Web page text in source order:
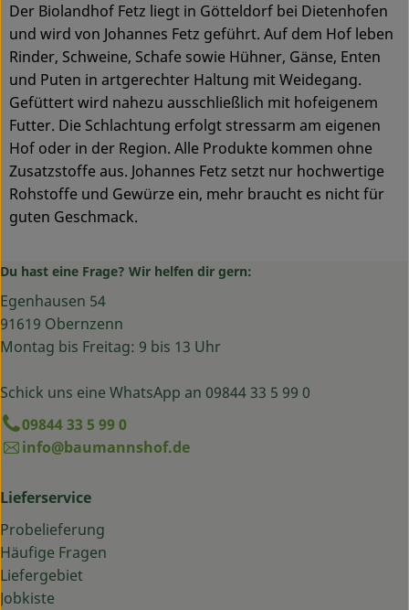
Der Biolandhof Fetz liegt in Götteldorf bei Dietenhofen
und wird von Johannes Fetz geführt. Auf dem Hof leben
Rinder, Schweine, Schafe sowie Hühner, Gänse, Enten
und Puten in artgerechter Haltung mit Weidegang.
Gefüttert wird nahezu ausschließlich mit hofeigenem
Futter. Die Schlachtung erfolgt stressarm am eigenen
Hof oder in der Region. Alle Produkte kommen ohne
Zusatzstoffe aus. Johannes Fetz setzt nur hochwertige
Rohstoffe und Gewürze ein, mehr braucht es nicht für
guten Geschmack.
Du hast eine Frage? Wir helfen dir gern:
Egenhausen 54
91619 Obernzenn
Montag bis Freitag: 9 bis 13 Uhr
Schick uns eine WhatsApp an 09844 33 5 99 0
09844 33 5 99 0
info@baumannshof.de
Lieferservice
Probelieferung
Häufige Fragen
Liefergebiet
Jobkiste